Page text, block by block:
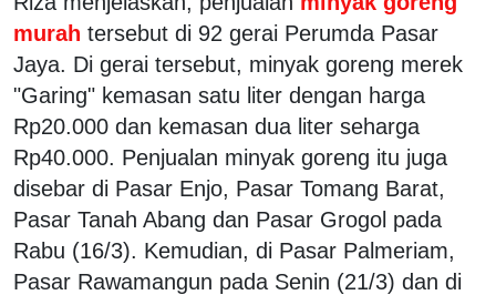
murah tersebut di 92 gerai Perumda Pasar
Jaya. Di gerai tersebut, minyak goreng merek
"Garing" kemasan satu liter dengan harga
Rp20.000 dan kemasan dua liter seharga
Rp40.000. Penjualan minyak goreng itu juga
disebar di Pasar Enjo, Pasar Tomang Barat,
Pasar Tanah Abang dan Pasar Grogol pada
Rabu (16/3). Kemudian, di Pasar Palmeriam,
Pasar Rawamangun pada Senin (21/3) dan di